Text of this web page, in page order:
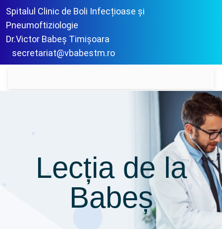
Spitalul Clinic de Boli Infecțioase și
Pneumoftiziologie
Dr.Victor Babeș Timișoara
secretariat@vbabestm.ro
Lecția de la
Babeș